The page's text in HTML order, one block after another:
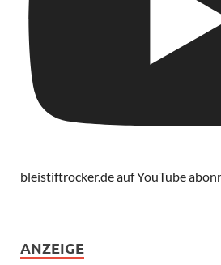
bleistiftrocker.de auf YouTube
ANZEIGE